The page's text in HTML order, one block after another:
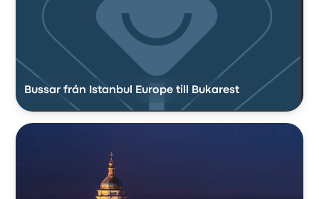
Bussar från Istanbul Europe till Bukarest